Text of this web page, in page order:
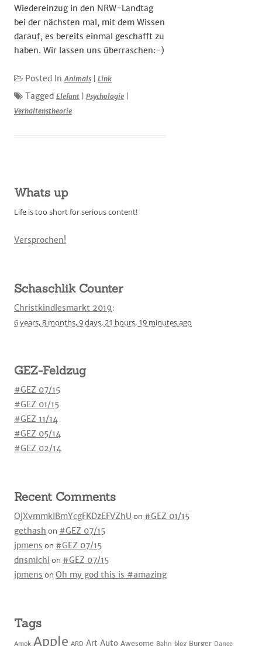
Wiedereinzug in den NRW-Landtag
bei der nächsten mal, mit dem Wissen
darauf, es bereits einmal geschafft zu
haben. Wir lassen uns überraschen:-)
Posted In Animals Link
Tagged Elefant Psychologie
Verhaltenstheorie
Whats up
Life is too short for serious content!
Versprochen!
Schaschlik Counter
Christkindlesmarkt 2019:
6 years,8 months,9 days, 21 hours, 19 minutesago
GEZ-Feldzug
#GEZ 07/15
#GEZ 01/15
#GEZ 11/14
#GEZ 05/14
#GEZ 02/14
Recent Comments
OjXvmmkIBmYcgFKDzEFVZhU on #GEZ 01/15
gethash on #GEZ 07/15
jpmens on #GEZ 07/15
dnsmichi on #GEZ 07/15
jpmens on Oh my god this is #amazing
Tags
Amok Apple ARD Art Auto Awesome Bahn blog Burger Dance